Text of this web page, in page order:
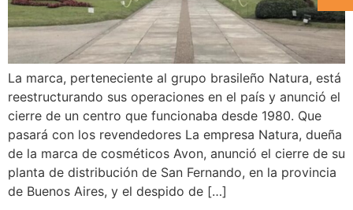
La marca, perteneciente al grupo brasileño Natura, está
reestructurando sus operaciones en el país y anunció el
cierre de un centro que funcionaba desde 1980. Que
pasará con los revendedores La empresa Natura, dueña
de la marca de cosméticos Avon, anunció el cierre de su
planta de distribución de San Fernando, en la provincia
de Buenos Aires, y el despido de […]